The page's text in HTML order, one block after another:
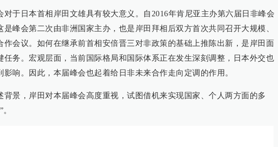
对于日本首相岸田文雄具有较大意义。自2016年肯尼亚主办第六届日非峰会
是峰会第二次由非洲国家主办，也是岸田拜相后双方首次共同召开大规模、
作会议。如何在继承前首相安倍晋三对非政策的基础上推陈出新，是岸田面
任务。宏观层面，当前国际格局和国际体系正在发生深刻调整，日本外交也
影响。因此，本届峰会也起着给日非未来合作走向定调的作用。
背景，岸田对本届峰会高度重视，试图借机来实现国家、个人两方面的多